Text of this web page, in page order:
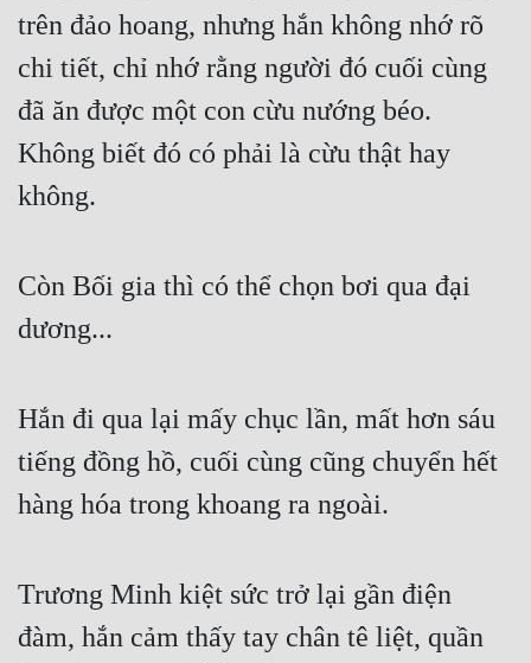
trên đảo hoang, nhưng hắn không nhớ rõ
chi tiết, chỉ nhớ rằng người đó cuối cùng
đã ăn được một con cừu nướng béo.
Không biết đó có phải là cừu thật hay
không.
Còn Bối gia thì có thể chọn bơi qua đại
dương...
Hắn đi qua lại mấy chục lần, mất hơn sáu
tiếng đồng hồ, cuối cùng cũng chuyển hết
hàng hóa trong khoang ra ngoài.
Trương Minh kiệt sức trở lại gần điện
đàm, hắn cảm thấy tay chân tê liệt, quần